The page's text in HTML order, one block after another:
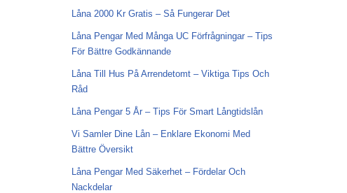
Låna 2000 Kr Gratis – Så Fungerar Det
Låna Pengar Med Många UC Förfrågningar – Tips
För Bättre Godkännande
Låna Till Hus På Arrendetomt – Viktiga Tips Och
Råd
Låna Pengar 5 År – Tips För Smart Långtidslån
Vi Samler Dine Lån – Enklare Ekonomi Med
Bättre Översikt
Låna Pengar Med Säkerhet – Fördelar Och
Nackdelar